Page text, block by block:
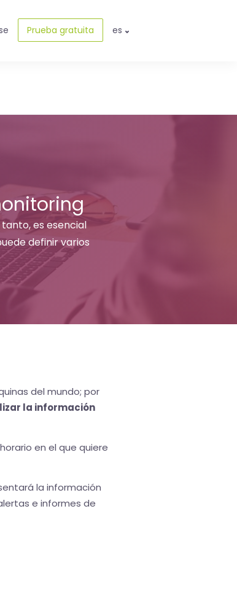
Prueba gratuita es
es esencial
definir varios
del mundo; por
la información
en el que quiere
la información
e informes de